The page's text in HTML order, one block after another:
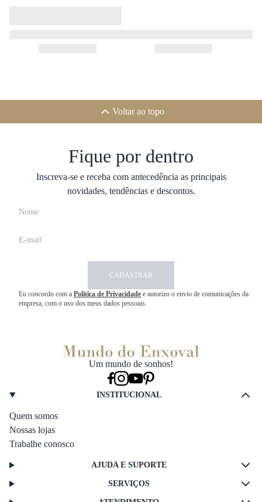
Voltar ao topo
Fique por dentro
Inscreva-se e receba com antecedência as principais
novidades, tendências e descontos.
CADASTRAR
Eu concordo com a Política de Privacidade e autorizo o envio de comunicações da
empresa, com o uso dos meus dados pessoais.
Um mundo de sonhos!
INSTITUCIONAL
Quem somos
Nossas lojas
Trabalhe conosco
AJUDA E SUPORTE
SERVIÇOS